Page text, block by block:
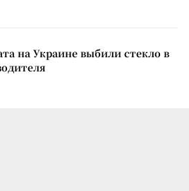
на Украине выбили стекло в